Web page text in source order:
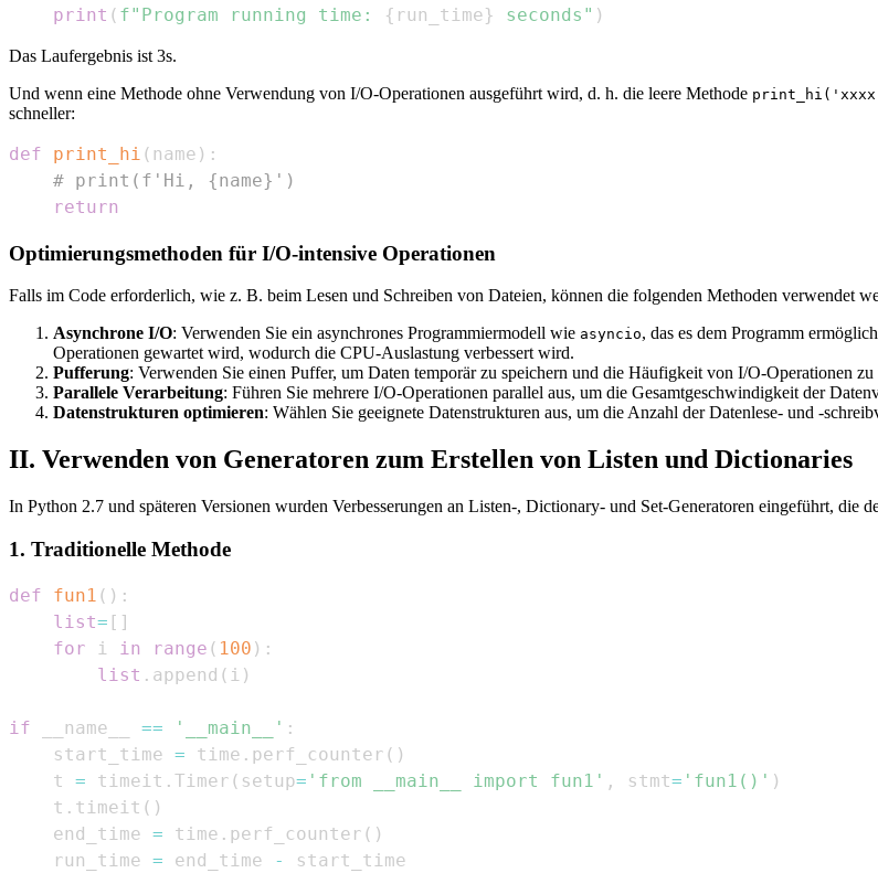
print ( f"Program running time: { run_time} seconds" )
Das Laufergebnis ist 3s.
Und wenn eine Methode ohne Verwendung von I/O-Operationen ausgeführt wird, d. h. die leere Methode
schneller:
def print_hi ( name ) :
# print(f'Hi, {name}')
return
Optimierungsmethoden für I/O-intensive Operationen
Falls im Code erforderlich, wie z. B. beim Lesen und Schreiben von Dateien, können die folgenden Methoden verwendet
Asynchrone I/O: Verwenden Sie ein asynchrones Programmiermodell wie asyncio, das es dem Programm
Operationen gewartet wird, wodurch die CPU-Auslastung verbessert wird.
Pufferung: Verwenden Sie einen Puffer, um Daten temporär zu speichern und die Häufigkeit von I/O-Operationen zu
Parallele Verarbeitung: Führen Sie mehrere I/O-Operationen parallel aus, um die Gesamtgeschwindigkeit der
Datenstrukturen optimieren: Wählen Sie geeignete Datenstrukturen aus, um die Anzahl der Datenlese- und -
II. Verwenden von Generatoren zum Erstellen von Listen und Dictionaries
In Python 2.7 und späteren Versionen wurden Verbesserungen an Listen-, Dictionary- und Set-Generatoren eingeführt, die
1. Traditionelle Methode
def fun1 ( ) :
list= [ ]
for i in range ( 100 ) :
list . append ( i )
if __name__ == '__main__' :
    start_time
= time . perf_counter ( )
    t
= timeit . Timer ( setup= 'from __main__ import fun1' , stmt= 'fun1()' )
    t
. timeit ( )
    end_time
= time . perf_counter ( )
    run_time
= end_time -